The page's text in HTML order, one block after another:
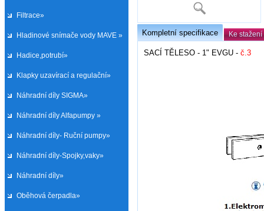
Filtrace»
Hladinové snímače vody MAVE »
Hadice,potrubí»
Klapky uzavírací a regulační»
Náhradní díly SIGMA»
Náhradní díly Alfapumpy »
Náhradní díly- Ruční pumpy»
Náhradní díly-Spojky,vaky»
Náhradní díly»
Oběhová čerpadla»
Kompletní specifikace Ke stažení
SACÍ TĚLESO - 1" EVGU - č.3